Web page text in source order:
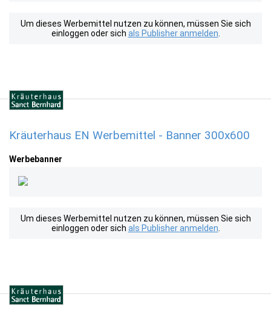
Um dieses Werbemittel nutzen zu können, müssen Sie sich
einloggen oder sich als Publisher anmelden
Kräuterhaus EN Werbemittel - Banner 300x600
Werbebanner
Um dieses Werbemittel nutzen zu können, müssen Sie sich
einloggen oder sich als Publisher anmelden